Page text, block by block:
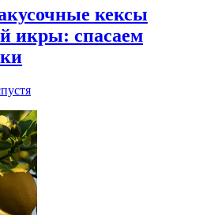
кексы
икры: спасаем